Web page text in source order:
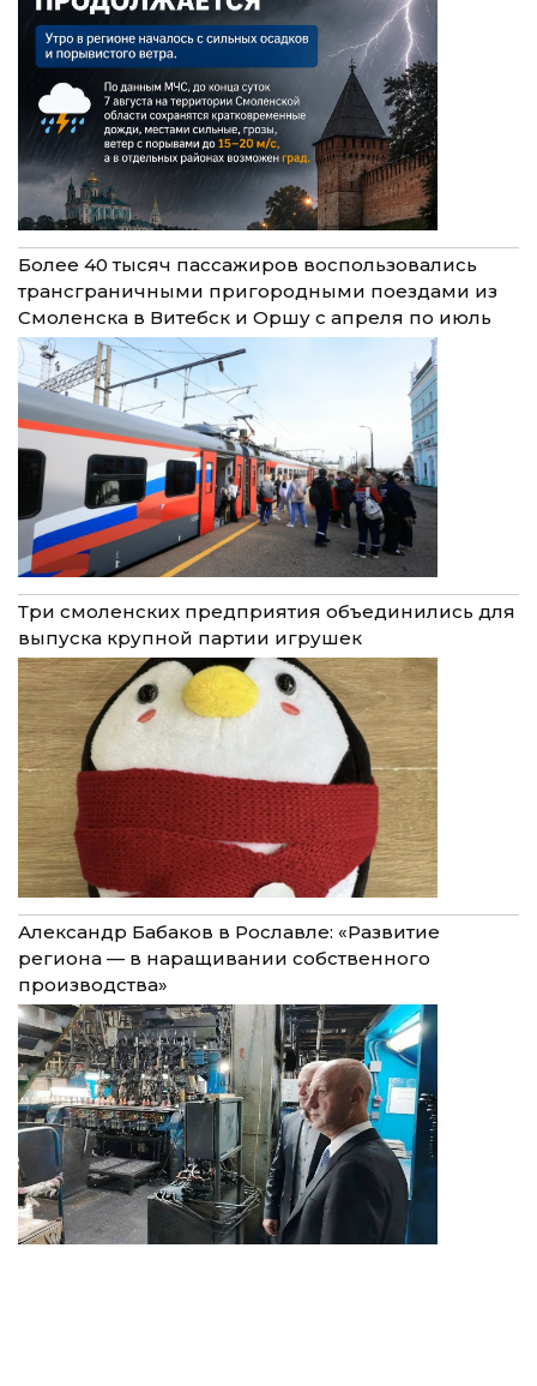
Более 40 тысяч пассажиров воспользовались
трансграничными пригородными поездами из
Смоленска в Витебск и Оршу с апреля по июль
Три смоленских предприятия объединились для
выпуска крупной партии игрушек
Александр Бабаков в Рославле: «Развитие
региона — в наращивании собственного
производства»